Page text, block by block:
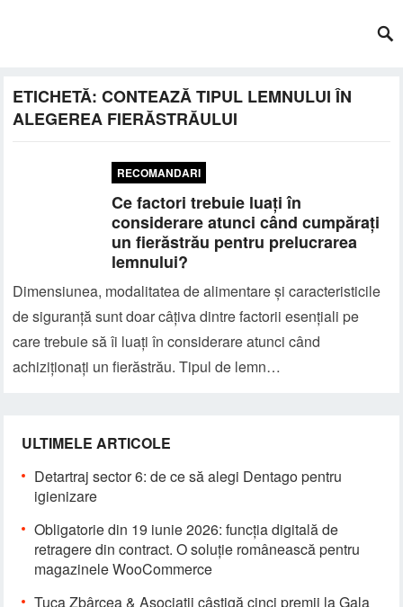
ETICHETĂ:CONTEAZĂ TIPUL LEMNULUI ÎN
ALEGEREA FIERĂSTRĂULUI
RECOMANDARI
Ce factori trebuie luați în
considerare atunci când cumpărați
un fierăstrău pentru prelucrarea
lemnului?
Dimensiunea, modalitatea de alimentare și caracteristicile
de siguranță sunt doar câțiva dintre factorii esențiali pe
care trebuie să îi luați în considerare atunci când
achiziționați un fierăstrău. Tipul de lemn…
ULTIMELE ARTICOLE
Detartraj sector 6: de ce să alegi Dentago pentru
igienizare
Obligatorie din 19 iunie 2026: funcția digitală de
retragere din contract. O soluție românească pentru
magazinele WooCommerce
Țuca Zbârcea & Asociații câștigă cinci premii la Gala